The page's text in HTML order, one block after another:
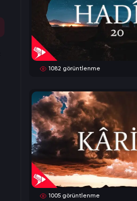
1082 görüntlenme
1005 görüntlenme